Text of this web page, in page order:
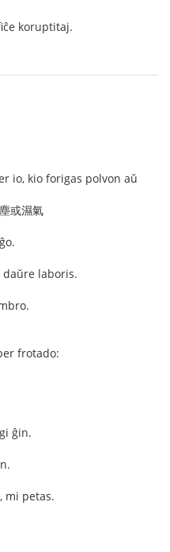
koruptitaj.
io, kio forigas polvon aŭ
或濕氣
laboris.
frotado:
ĝin.
mi petas.